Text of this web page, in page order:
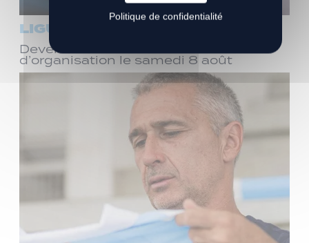
LIGUE 3
Devenez bénévole ! Réunion
d’organisation le samedi 8 août
Politique de confidentialité